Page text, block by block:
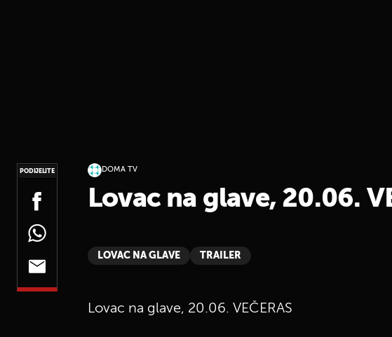
PODIJELITE DOMA TV
Lovac na glave, 20.06.
LOVAC NA GLAVE TRAILER
Lovac na glave, 20.06. VEČERAS